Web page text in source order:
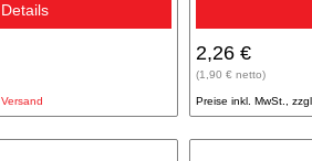
Details
Versand
2,26 €
(1,90 € netto)
Preise inkl. MwSt.,